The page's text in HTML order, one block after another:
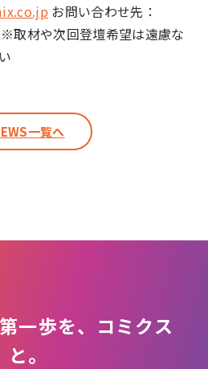
お問い合わせ先：
材や次回登壇希望は遠慮な
一覧へ
一歩を、コミクス
と。